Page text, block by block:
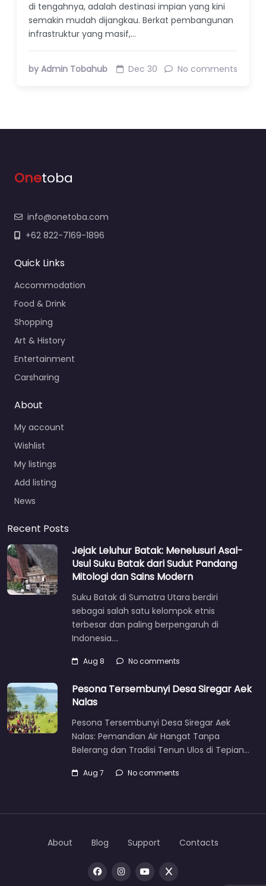
di tengahnya, adalah destinasi impian yang kini
semakin mudah dijangkau. Berkat pembangunan
infrastruktur yang masif,…
by Admin Tobahub Dec 30 No comments
Onetoba
info@onetoba.com
+62 822-7169-1896
Quick Links
Accommodation
Food & Drink
Shopping
Art & History
Entertainment
Carsharing
About
My account
Wishlist
My listings
Add listing
News
Recent Posts
Jejak Leluhur Batak: Menelusuri Asal-
Usul Suku Batak dari Sudut Pandang
Mitologi dan Sains Modern
Suku Batak di Sumatra Utara berdiri
sebagai salah satu kelompok etnis
terbesar dan paling berpengaruh di
Indonesia.…
Aug 8 No comments
Pesona Tersembunyi Desa Siregar Aek
Nalas
Pesona Tersembunyi Desa Siregar Aek
Nalas: Pemandian Air Hangat Tanpa
Belerang dan Tradisi Tenun Ulos di Tepian…
Aug 7 No comments
About Blog Support Contacts